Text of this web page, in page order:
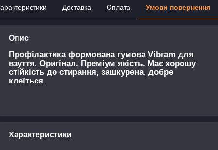
Доставка Оплата Умови повернення
Опис
Профілактика формована гумова Vibram для
взуття. Оригінал. Преміум якість. Має хорошу
стійкість до стирання, зашкурена, добре
клеїться.
Характеристики